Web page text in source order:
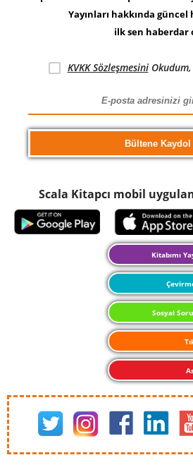
Yayınları hakkında
ilk sen haberdar
KVKK SözleşmesiniOkudum,
Scala Kitapcı mobil
Kitabımı
Sosyal